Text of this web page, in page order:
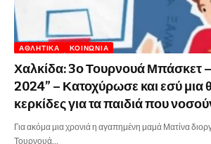
ΑΘΛΗΤΙΚΆ ΚΟΙΝΩΝΊΑ
Χαλκίδα: 3ο Τουρνουά Μπάσκετ
2024” – Κατοχύρωσε και εσύ μια
κερκίδες για τα παιδιά που
Για ακόμα μια χρονιά η αγαπημένη μαμά Ματίνα
Τουρνουά…